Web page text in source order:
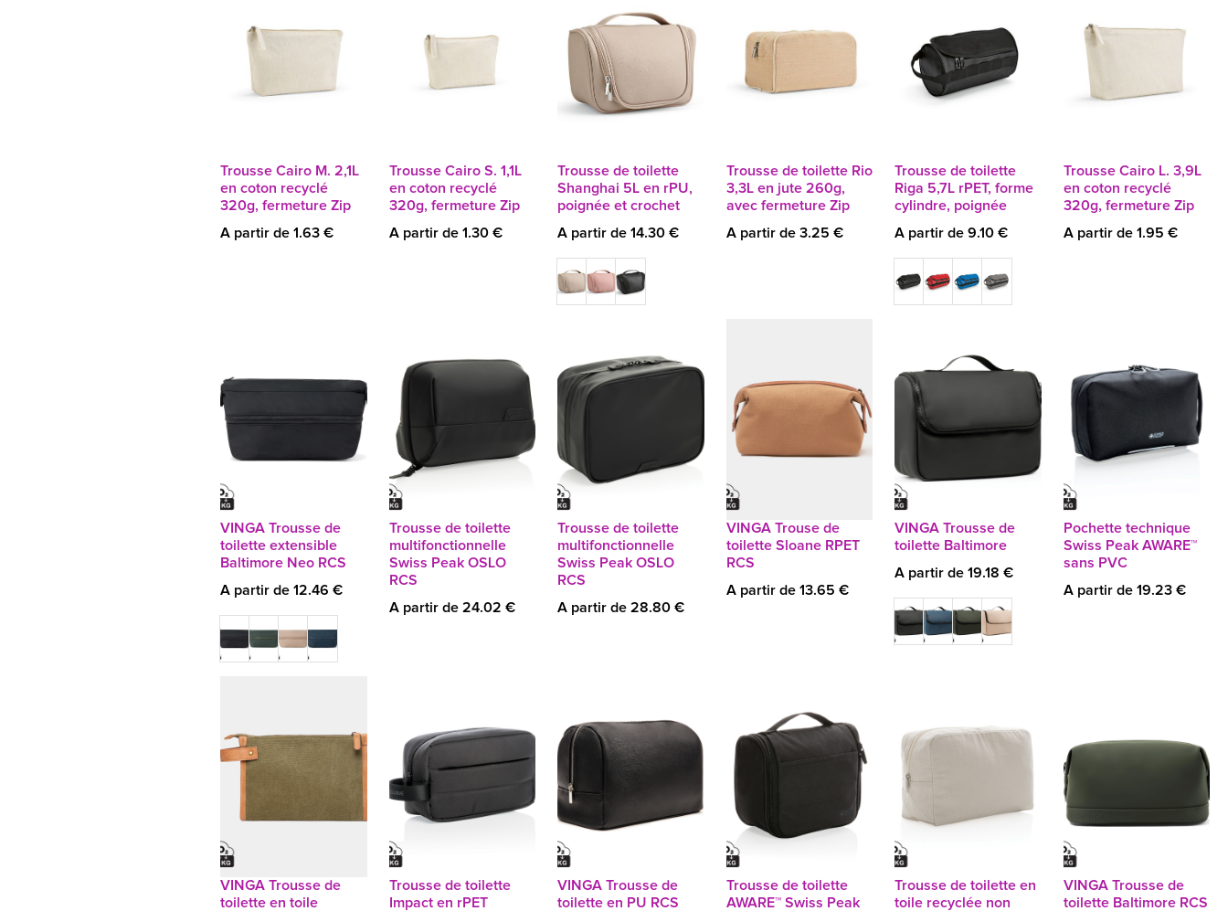
Trousse Cairo M. 2,1L
en coton recyclé
320g, fermeture Zip
A partir de 1.63 €
Trousse Cairo S. 1,1L
en coton recyclé
320g, fermeture Zip
A partir de 1.30 €
Trousse de toilette
Shanghai 5L en rPU,
poignée et crochet
A partir de 14.30 €
Trousse de toilette Rio
3,3L en jute 260g,
avec fermeture Zip
A partir de 3.25 €
Trousse de toilette
Riga 5,7L rPET, forme
cylindre, poignée
A partir de 9.10 €
Trousse Cairo L. 3,9L
en coton recyclé
320g, fermeture Zip
A partir de 1.95 €
VINGA Trousse de
toilette extensible
Baltimore Neo RCS
A partir de 12.46 €
Trousse de toilette
multifonctionnelle
Swiss Peak OSLO
RCS
A partir de 24.02 €
Trousse de toilette
multifonctionnelle
Swiss Peak OSLO
RCS
A partir de 28.80 €
VINGA Trouse de
toilette Sloane RPET
RCS
A partir de 13.65 €
VINGA Trousse de
toilette Baltimore
A partir de 19.18 €
Pochette technique
Swiss Peak AWARE™
sans PVC
A partir de 19.23 €
VINGA Trousse de
toilette en toile
Trousse de toilette
Impact en rPET
VINGA Trousse de
toilette en PU RCS
Trousse de toilette
AWARE™ Swiss Peak
Trousse de toilette en
toile recyclée non
VINGA Trousse de
toilette Baltimore RCS